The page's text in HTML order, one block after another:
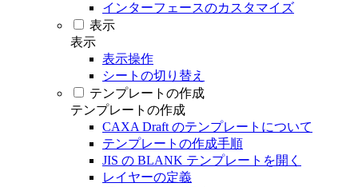
インターフェースのカスタマイズ
表示
表示
表示操作
シートの切り替え
テンプレートの作成
テンプレートの作成
CAXA Draft のテンプレートについて
テンプレートの作成手順
JIS の BLANK テンプレートを開く
レイヤーの定義